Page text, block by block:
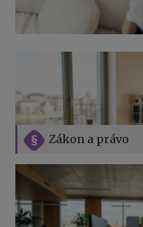
Zákon a právo
Jak na podnikání při
Přehledy pro OSSZ a